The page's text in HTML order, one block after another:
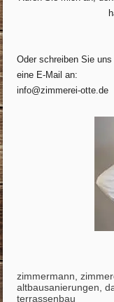
Oder schreiben Sie uns
eine E-Mail an:
info@zimmerei-otte.de
zimmermann,
altbausanierungen,
terrassenbau